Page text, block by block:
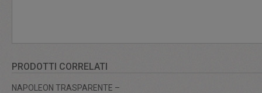
PRODOTTI CORRELATI
NAPOLEON TRASPARENTE –